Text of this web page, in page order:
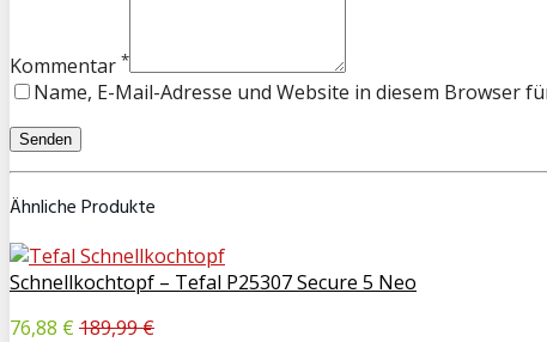
Kommentar *
Name, E-Mail-Adresse und Website in diesem Browser
Ähnliche Produkte
Schnellkochtopf – Tefal P25307 Secure 5 Neo
76,88 € 189,99 €